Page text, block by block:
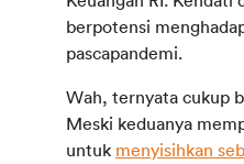
berpotensi
pascapandemi.
Wah, ternyata cukup
Meski keduanya
untuk menyisihkan